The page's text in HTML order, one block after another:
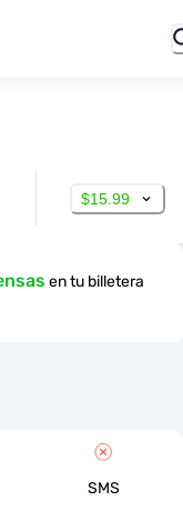
$15.99
en tu billetera
SMS